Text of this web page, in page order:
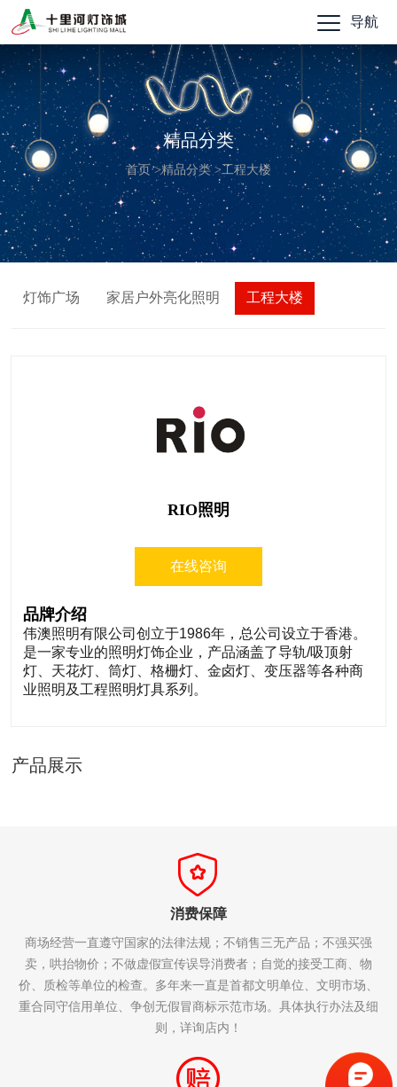
导航
精品分类
首页>精品分类>工程大楼
灯饰广场 家居户外亮化照明 工程大楼
RIO照明
在线咨询
品牌介绍
伟澳照明有限公司创立于1986年，总公司设立于香港。
是一家专业的照明灯饰企业，产品涵盖了导轨/吸顶射
灯、天花灯、筒灯、格栅灯、金卤灯、变压器等各种商
业照明及工程照明灯具系列。
产品展示
消费保障
商场经营一直遵守国家的法律法规；不销售三无产品；不强买强
卖，哄抬物价；不做虚假宣传误导消费者；自觉的接受工商、物
价、质检等单位的检查。多年来一直是首都文明单位、文明市场、
重合同守信用单位、争创无假冒商标示范市场。具体执行办法及细
则，详询店内！